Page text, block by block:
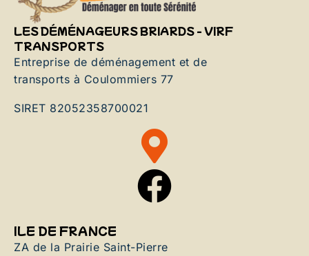
LES DÉMÉNAGEURS BRIARDS - VIRF
TRANSPORTS
Entreprise de déménagement et de
transports à Coulommiers 77
SIRET 82052358700021
ILE DE FRANCE
ZA de la Prairie Saint-Pierre